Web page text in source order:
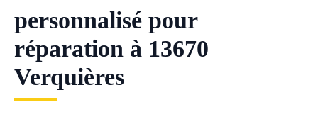
personnalisé pour
réparation à 13670
Verquières